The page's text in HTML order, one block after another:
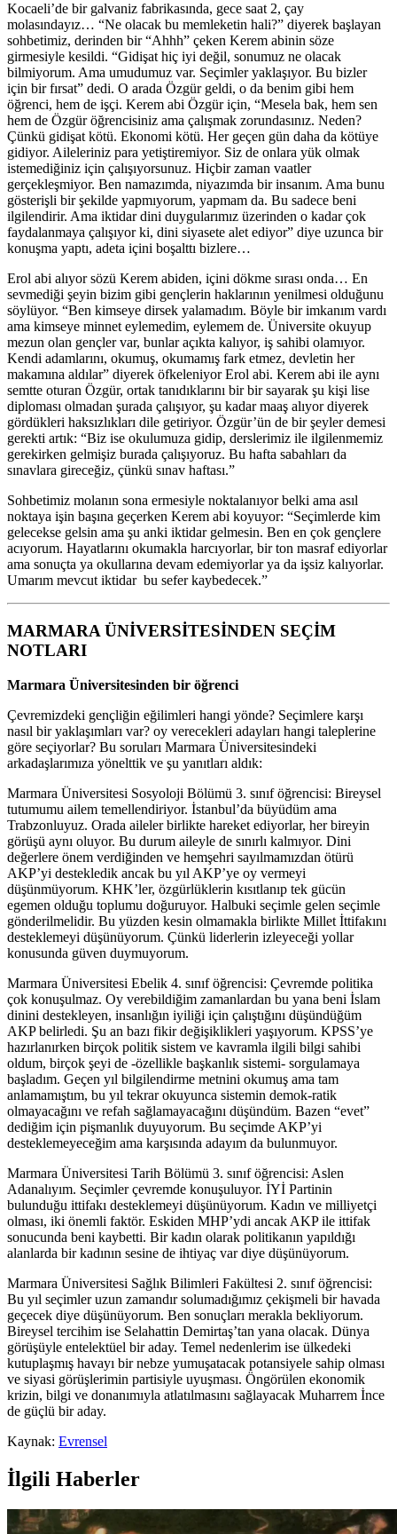
Kocaeli’de bir galvaniz fabrikasında, gece saat 2, çay
molasındayız… “Ne olacak bu memleketin hali?” diyerek başlayan
sohbetimiz, derinden bir “Ahhh” çeken Kerem abinin söze
girmesiyle kesildi. “Gidişat hiç iyi değil, sonumuz ne olacak
bilmiyorum. Ama umudumuz var. Seçimler yaklaşıyor. Bu bizler
için bir fırsat” dedi. O arada Özgür geldi, o da benim gibi hem
öğrenci, hem de işçi. Kerem abi Özgür için, “Mesela bak, hem sen
hem de Özgür öğrencisiniz ama çalışmak zorundasınız. Neden?
Çünkü gidişat kötü. Ekonomi kötü. Her geçen gün daha da kötüye
gidiyor. Aileleriniz para yetiştiremiyor. Siz de onlara yük olmak
istemediğiniz için çalışıyorsunuz. Hiçbir zaman vaatler
gerçekleşmiyor. Ben namazımda, niyazımda bir insanım. Ama bunu
gösterişli bir şekilde yapmıyorum, yapmam da. Bu sadece beni
ilgilendirir. Ama iktidar dini duygularımız üzerinden o kadar çok
faydalanmaya çalışıyor ki, dini siyasete alet ediyor” diye uzunca bir
konuşma yaptı, adeta içini boşalttı bizlere…
Erol abi alıyor sözü Kerem abiden, içini dökme sırası onda… En
sevmediği şeyin bizim gibi gençlerin haklarının yenilmesi olduğunu
söylüyor. “Ben kimseye dirsek yalamadım. Böyle bir imkanım vardı
ama kimseye minnet eylemedim, eylemem de. Üniversite okuyup
mezun olan gençler var, bunlar açıkta kalıyor, iş sahibi olamıyor.
Kendi adamlarını, okumuş, okumamış fark etmez, devletin her
makamına aldılar” diyerek öfkeleniyor Erol abi. Kerem abi ile aynı
semtte oturan Özgür, ortak tanıdıklarını bir bir sayarak şu kişi lise
diploması olmadan şurada çalışıyor, şu kadar maaş alıyor diyerek
gördükleri haksızlıkları dile getiriyor. Özgür’ün de bir şeyler demesi
gerekti artık: “Biz ise okulumuza gidip, derslerimiz ile ilgilenmemiz
gerekirken gelmişiz burada çalışıyoruz. Bu hafta sabahları da
sınavlara gireceğiz, çünkü sınav haftası.”
Sohbetimiz molanın sona ermesiyle noktalanıyor belki ama asıl
noktaya işin başına geçerken Kerem abi koyuyor: “Seçimlerde kim
gelecekse gelsin ama şu anki iktidar gelmesin. Ben en çok gençlere
acıyorum. Hayatlarını okumakla harcıyorlar, bir ton masraf ediyorlar
ama sonuçta ya okullarına devam edemiyorlar ya da işsiz kalıyorlar.
Umarım mevcut iktidar bu sefer kaybedecek.”
MARMARA ÜNİVERSİTESİNDEN SEÇİM
NOTLARI
Marmara Üniversitesinden bir öğrenci
Çevremizdeki gençliğin eğilimleri hangi yönde? Seçimlere karşı
nasıl bir yaklaşımları var? oy verecekleri adayları hangi taleplerine
göre seçiyorlar? Bu soruları Marmara Üniversitesindeki
arkadaşlarımıza yönelttik ve şu yanıtları aldık:
Marmara Üniversitesi Sosyoloji Bölümü 3. sınıf öğrencisi: Bireysel
tutumumu ailem temellendiriyor. İstanbul’da büyüdüm ama
Trabzonluyuz. Orada aileler birlikte hareket ediyorlar, her bireyin
görüşü aynı oluyor. Bu durum aileyle de sınırlı kalmıyor. Dini
değerlere önem verdiğinden ve hemşehri sayılmamızdan ötürü
AKP’yi destekledik ancak bu yıl AKP’ye oy vermeyi
düşünmüyorum. KHK’ler, özgürlüklerin kısıtlanıp tek gücün
egemen olduğu toplumu doğuruyor. Halbuki seçimle gelen seçimle
gönderilmelidir. Bu yüzden kesin olmamakla birlikte Millet İttifakını
desteklemeyi düşünüyorum. Çünkü liderlerin izleyeceği yollar
konusunda güven duymuyorum.
Marmara Üniversitesi Ebelik 4. sınıf öğrencisi: Çevremde politika
çok konuşulmaz. Oy verebildiğim zamanlardan bu yana beni İslam
dinini destekleyen, insanlığın iyiliği için çalıştığını düşündüğüm
AKP belirledi. Şu an bazı fikir değişiklikleri yaşıyorum. KPSS’ye
hazırlanırken birçok politik sistem ve kavramla ilgili bilgi sahibi
oldum, birçok şeyi de -özellikle başkanlık sistemi- sorgulamaya
başladım. Geçen yıl bilgilendirme metnini okumuş ama tam
anlamamıştım, bu yıl tekrar okuyunca sistemin demok-ratik
olmayacağını ve refah sağlamayacağını düşündüm. Bazen “evet”
dediğim için pişmanlık duyuyorum. Bu seçimde AKP’yi
desteklemeyeceğim ama karşısında adayım da bulunmuyor.
Marmara Üniversitesi Tarih Bölümü 3. sınıf öğrencisi: Aslen
Adanalıyım. Seçimler çevremde konuşuluyor. İYİ Partinin
bulunduğu ittifakı desteklemeyi düşünüyorum. Kadın ve milliyetçi
olması, iki önemli faktör. Eskiden MHP’ydi ancak AKP ile ittifak
sonucunda beni kaybetti. Bir kadın olarak politikanın yapıldığı
alanlarda bir kadının sesine de ihtiyaç var diye düşünüyorum.
Marmara Üniversitesi Sağlık Bilimleri Fakültesi 2. sınıf öğrencisi:
Bu yıl seçimler uzun zamandır solumadığımız çekişmeli bir havada
geçecek diye düşünüyorum. Ben sonuçları merakla bekliyorum.
Bireysel tercihim ise Selahattin Demirtaş’tan yana olacak. Dünya
görüşüyle entelektüel bir aday. Temel nedenlerim ise ülkedeki
kutuplaşmış havayı bir nebze yumuşatacak potansiyele sahip olması
ve siyasi görüşlerimin partisiyle uyuşması. Öngörülen ekonomik
krizin, bilgi ve donanımıyla atlatılmasını sağlayacak Muharrem İnce
de güçlü bir aday.
Kaynak: Evrensel
İlgili Haberler